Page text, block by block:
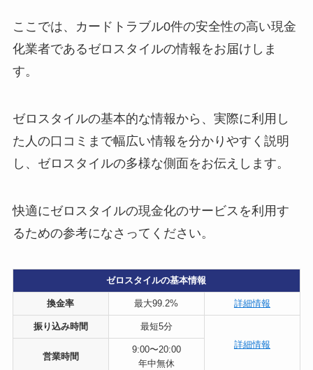
ここでは、カードトラブル0件の安全性の高い現金
化業者であるゼロスタイルの情報をお届けしま
す。
ゼロスタイルの基本的な情報から、実際に利用し
た人の口コミまで幅広い情報を分かりやすく説明
し、ゼロスタイルの多様な側面をお伝えします。
快適にゼロスタイルの現金化のサービスを利用す
るための参考になさってください。
ゼロスタイルの基本情報
換金率 最大99.2% 詳細情報
振り込み時間
最短5分
詳細情報
営業時間
9:00〜20:00
年中無休